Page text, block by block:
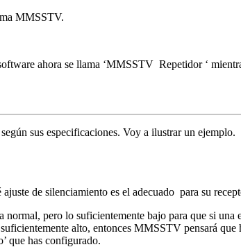
MMSSTV.
ahora se llama ‘MMSSTV Repetidor ‘
sus especificaciones. Voy a ilustrar un ejemplo.
de silenciamiento es el adecuado para su
normal, pero lo suficientemente bajo para que si una
suficientemente alto, entonces MMSSTV pensará que
que has configurado.